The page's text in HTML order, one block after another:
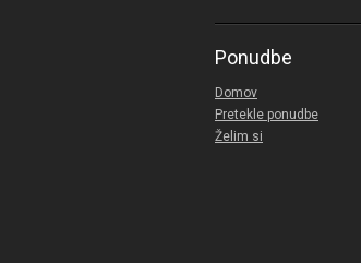
Ponudbe
Domov
Pretekle ponudbe
Želim si